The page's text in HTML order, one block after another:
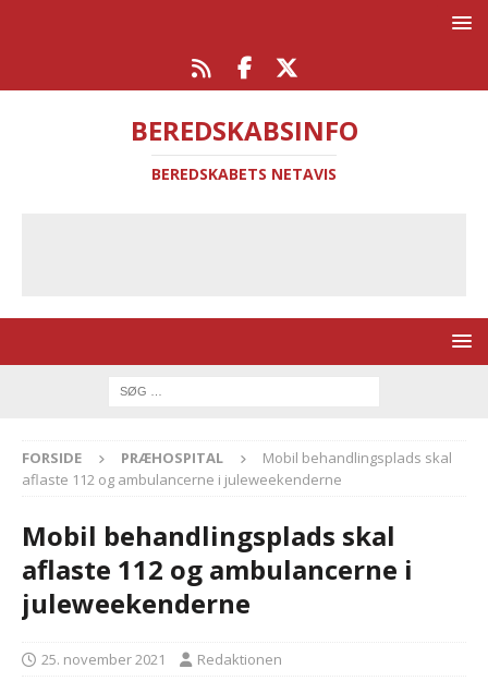
BEREDSKABSINFO
BEREDSKABETS NETAVIS
FORSIDE PRÆHOSPITAL
Mobil behandlingsplads skal
aflaste 112 og ambulancerne i juleweekenderne
Mobil behandlingsplads skal
aflaste 112 og ambulancerne i
juleweekenderne
25. november 2021 Redaktionen